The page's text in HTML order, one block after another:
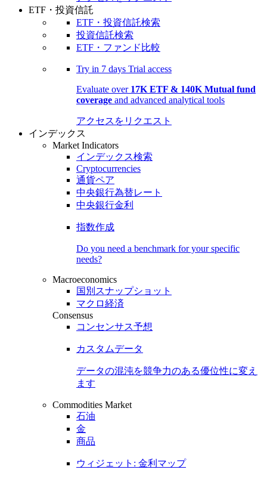
ETF・投資信託
ETF・投資信託検索
投資信託検索
ETF・ファンド比較
Try in 7 days Trial access
Evaluate over 17K ETF & 140K Mutual fund
coverage and advanced analytical tools
アクセスをリクエスト
インデックス
Market Indicators
インデックス検索
Cryptocurrencies
通貨ペア
中央銀行為替レート
中央銀行金利
指数作成
Do you need a benchmark for your specific
needs?
Macroeconomics
国別スナップショット
マクロ経済
Consensus
コンセンサス予想
カスタムデータ
データの混沌を競争力のある優位性に変え
ます
Commodities Market
石油
金
商品
ウィジェット: 金利マップ